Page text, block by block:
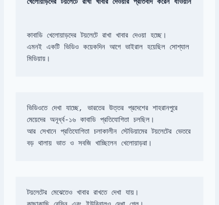
খেলোয়াড়দের টয়লেটে রাখা খাবার দেওয়ার প্রতিবাদ করেন ধাওয়ান
এমনই একটি ভিডিও কয়েকদিন আগে ভাইরাল হয়েছিল সোশ্যাল
মিডিয়ায়।
ভিডিওতে দেখা যাচ্ছে, ভারতের উত্তর প্রদেশের শাহরানপুরে
আর সেখানে প্রতিযোগিতা চলাকালীন স্টেডিয়ামের টয়লেটের ভেতরে
বড় থালায় ভাত ও সবজি খাচ্ছিলেন খেলোয়াড়রা।